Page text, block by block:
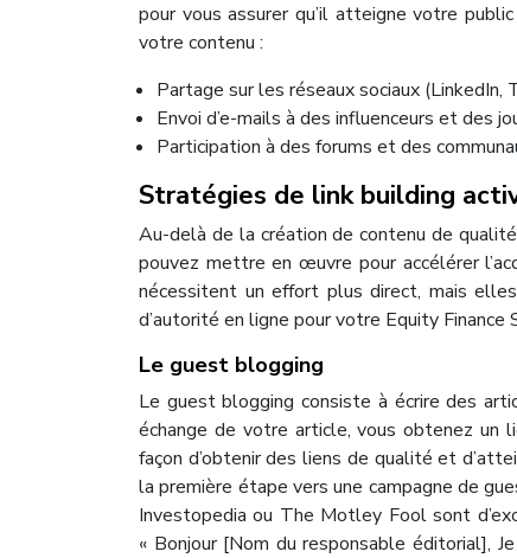
pour vous assurer qu’il atteigne votre
votre contenu :
Partage sur les réseaux sociaux (LinkedIn,
Envoi d’e-mails à des influenceurs et des
Participation à des forums et des
Stratégies de link building
Au-delà de la création de contenu de
pouvez mettre en œuvre pour accélérer
nécessitent un effort plus direct, mais
d’autorité en ligne pour votre Equity Finance
Le guest blogging
Le guest blogging consiste à écrire des
échange de votre article, vous obtenez
façon d’obtenir des liens de qualité et
la première étape vers une campagne de
Investopedia ou The Motley Fool sont
« Bonjour [Nom du responsable éditorial],